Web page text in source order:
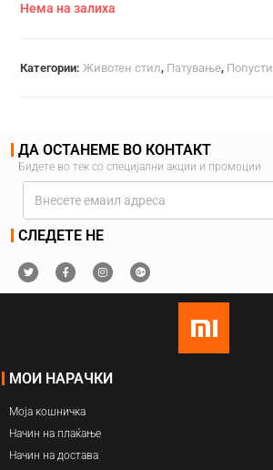
Нема на залиха
Категории:Животен стил, Патување, Попусти
ДА ОСТАНЕМЕ ВО КОНТАКТ
Бидете во тек со специјални акции и промоции
СЛЕДЕТЕ НЕ
МОИ НАРАЧКИ
Моја кошничка
Начин на плаќање
Начин на достава